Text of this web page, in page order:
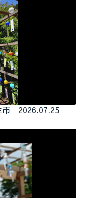
市 2026.07.25